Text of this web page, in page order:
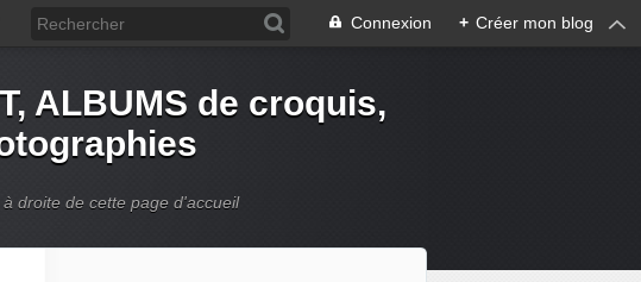
Connexion + Créer mon blog
ALBUMS de croquis,
droite de cette page d'accueil